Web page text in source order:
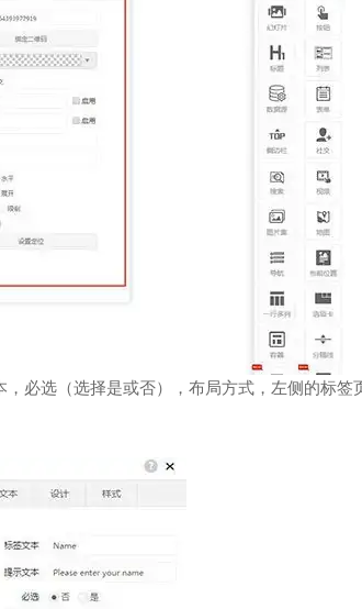
必选（选择是或否），布局方式，左侧的标签